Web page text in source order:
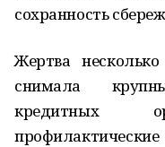
сохранность
Жертва
снимала
кредитных